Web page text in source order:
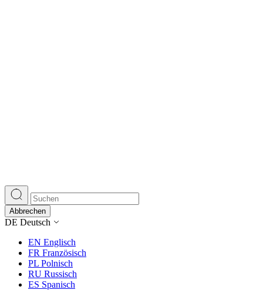
Abbrechen
DE Deutsch
EN Englisch
FR Französisch
PL Polnisch
RU Russisch
ES Spanisch